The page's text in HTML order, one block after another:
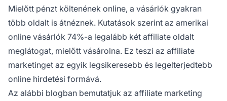
Mielőtt pénzt költenének online, a vásárlók gyakran
több oldalt is átnéznek. Kutatások szerint az amerikai
online vásárlók 74%-a legalább két affiliate oldalt
meglátogat, mielőtt vásárolna. Ez teszi az affiliate
marketinget az egyik legsikeresebb és legelterjedtebb
online hirdetési formává.
Az alábbi blogban bemutatjuk az affiliate marketing